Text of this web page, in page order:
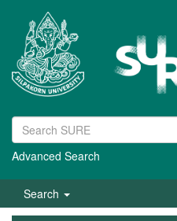
Advanced Search
Search